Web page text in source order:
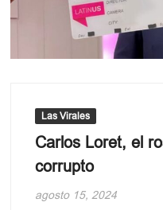
Las Virales
Carlos Loret, el
corrupto
agosto 15, 2024